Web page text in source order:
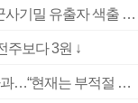
‘탄약 부족 사태’ 보도에 격노한 트럼프…군사기밀 유출자 색출 지시
주보다 3원 ↓
[속보] ‘심판 성접대’ 논란 축구협회 공식 사과…“현재는 부적절 행위 없어”